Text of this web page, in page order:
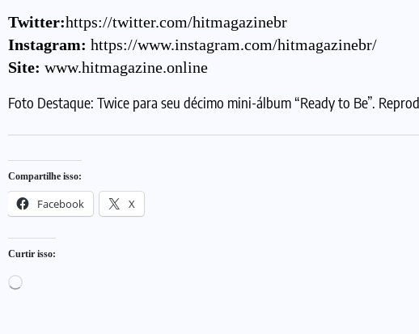
Twitter:https://twitter.com/hitmagazinebr
Instagram: https://www.instagram.com/hitmagazinebr/
Site: www.hitmagazine.online
Foto Destaque: Twice para seu décimo mini-álbum “Ready to Be”.
Compartilhe isso:
Facebook X
Curtir isso: